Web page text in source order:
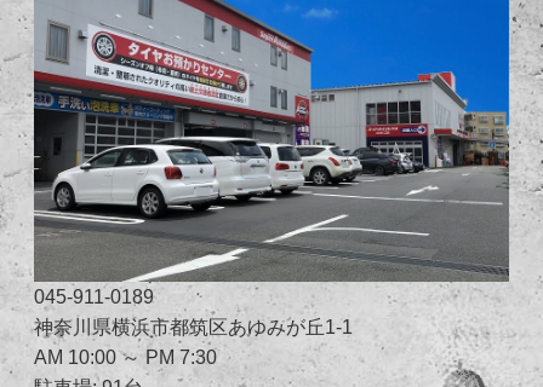
045-911-0189
神奈川県横浜市都筑区あゆみが丘1-1
AM 10:00 ～ PM 7:30